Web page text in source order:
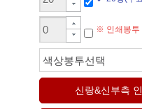
※ 인쇄봉투
색상봉투선택